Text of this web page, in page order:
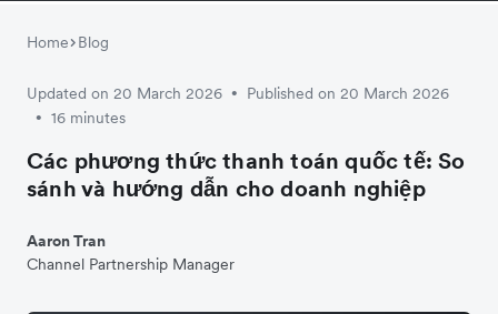
Home Blog
Updated on 20 March 2026 • Published on 20 March 2026
• 16 minutes
Các phương thức thanh toán quốc tế: So
sánh và hướng dẫn cho doanh nghiệp
Aaron Tran
Channel Partnership Manager